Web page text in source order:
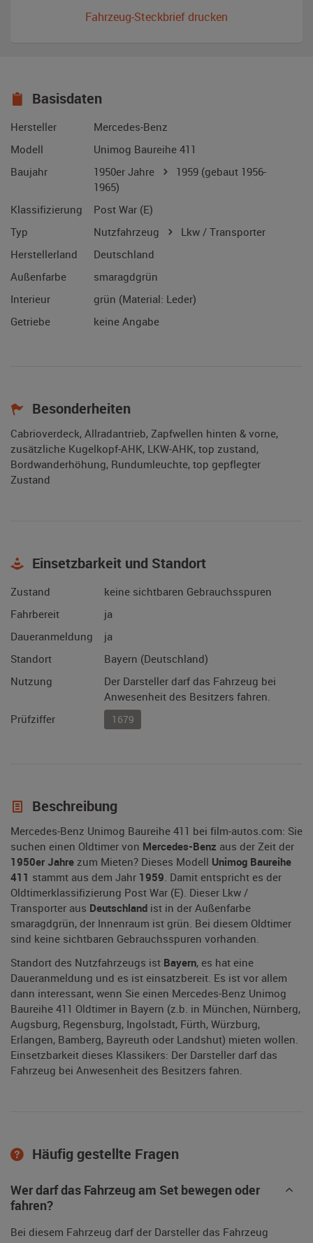
Fahrzeug-Steckbrief drucken
Basisdaten
Hersteller
Mercedes-Benz
Modell
Unimog Baureihe 411
Baujahr
1950er Jahre 1959 (gebaut 1956-
1965)
Klassifizierung
Post War (E)
Typ
Nutzfahrzeug
Lkw / Transporter
Herstellerland
Deutschland
Außenfarbe
smaragdgrün
Interieur
grün (Material: Leder)
Getriebe
keine Angabe
Besonderheiten
Cabrioverdeck, Allradantrieb, Zapfwellen hinten & vorne,
zusätzliche Kugelkopf-AHK, LKW-AHK, top zustand,
Bordwanderhöhung, Rundumleuchte, top gepflegter
Zustand
Einsetzbarkeit und Standort
Zustand
keine sichtbaren Gebrauchsspuren
Fahrbereit
ja
Daueranmeldung
ja
Standort
Bayern (Deutschland)
Nutzung
Der Darsteller darf das Fahrzeug bei
Anwesenheit des Besitzers fahren.
Prüfziffer
1679
Beschreibung
Mercedes-Benz Unimog Baureihe 411 bei film-autos.com: Sie
suchen einen Oldtimer von Mercedes-Benz aus der Zeit der
1950er Jahre zum Mieten? Dieses Modell Unimog Baureihe
411 stammt aus dem Jahr 1959. Damit entspricht es der
Oldtimerklassifizierung Post War (E). Dieser Lkw /
Transporter aus Deutschland ist in der Außenfarbe
smaragdgrün, der Innenraum ist grün. Bei diesem Oldtimer
sind keine sichtbaren Gebrauchsspuren vorhanden.
Standort des Nutzfahrzeugs ist Bayern, es hat eine
Daueranmeldung und es ist einsatzbereit. Es ist vor allem
dann interessant, wenn Sie einen Mercedes-Benz Unimog
Baureihe 411 Oldtimer in Bayern (z.b. in München, Nürnberg,
Augsburg, Regensburg, Ingolstadt, Fürth, Würzburg,
Erlangen, Bamberg, Bayreuth oder Landshut) mieten wollen.
Einsetzbarkeit dieses Klassikers: Der Darsteller darf das
Fahrzeug bei Anwesenheit des Besitzers fahren.
Häufig gestellte Fragen
Wer darf das Fahrzeug am Set bewegen oder
fahren?
Bei diesem Fahrzeug darf der Darsteller das Fahrzeug